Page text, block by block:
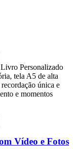
Vídeo e Fotos